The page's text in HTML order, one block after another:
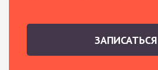
ЗАПИСАТЬСЯ